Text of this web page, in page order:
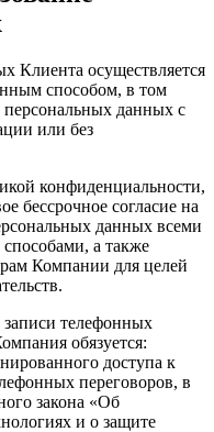
Клиента осуществляется
способом, в том
данных с
или без
конфиденциальности,
бессрочное согласие на
данных всеми
а также
Компании для целей
телефонных
обязуется:
доступа к
переговоров, в
закона «Об
и о защите